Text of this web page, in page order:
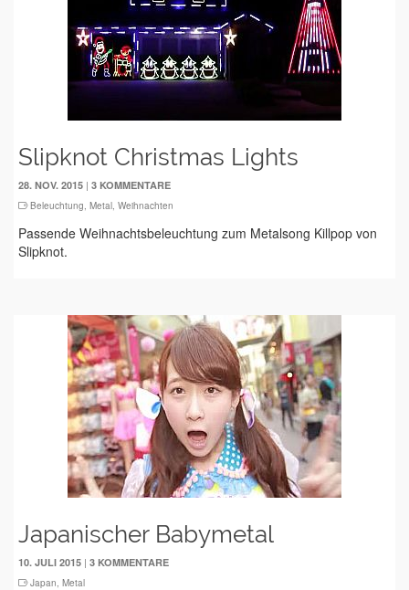
Slipknot Christmas Lights
28. NOV. 2015 | 3 KOMMENTARE
Beleuchtung, Metal, Weihnachten
Passende Weihnachtsbeleuchtung zum Metalsong Killpop von
Slipknot.
Japanischer Babymetal
10. JULI 2015 | 3 KOMMENTARE
Japan, Metal